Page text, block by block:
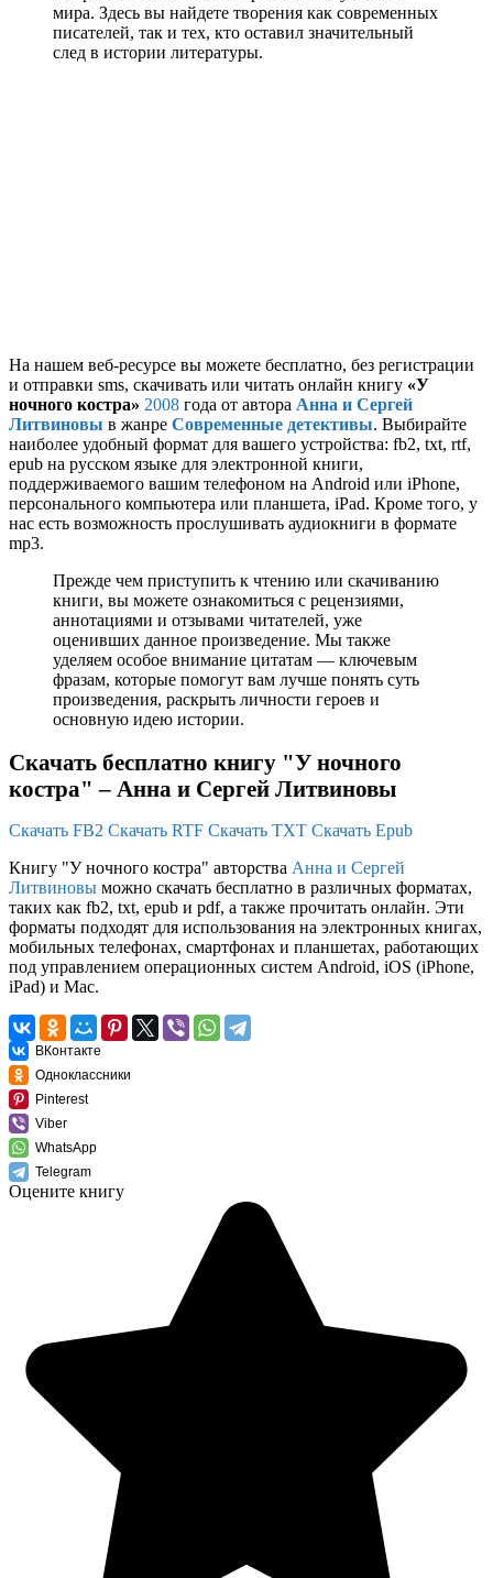
мира. Здесь вы найдете творения как современных
писателей, так и тех, кто оставил значительный
след в истории литературы.
На нашем веб-ресурсе вы можете бесплатно, без регистрации
и отправки sms, скачивать или читать онлайн книгу «У
ночного костра» 2008 года от автора Анна и Сергей
Литвиновы в жанре Современные детективы. Выбирайте
наиболее удобный формат для вашего устройства: fb2, txt, rtf,
epub на русском языке для электронной книги,
поддерживаемого вашим телефоном на Android или iPhone,
персонального компьютера или планшета, iPad. Кроме того, у
нас есть возможность прослушивать аудиокниги в формате
mp3.
Прежде чем приступить к чтению или скачиванию
книги, вы можете ознакомиться с рецензиями,
аннотациями и отзывами читателей, уже
оценивших данное произведение. Мы также
уделяем особое внимание цитатам — ключевым
фразам, которые помогут вам лучше понять суть
произведения, раскрыть личности героев и
основную идею истории.
Скачать бесплатно книгу "У ночного
костра" – Анна и Сергей Литвиновы
Скачать FB2 Скачать RTF Скачать TXT Скачать Epub
Книгу "У ночного костра" авторства Анна и Сергей
Литвиновы можно скачать бесплатно в различных форматах,
таких как fb2, txt, epub и pdf, а также прочитать онлайн. Эти
форматы подходят для использования на электронных книгах,
мобильных телефонах, смартфонах и планшетах, работающих
под управлением операционных систем Android, iOS (iPhone,
iPad) и Mac.
ВКонтакте
Одноклассники
Pinterest
Viber
WhatsApp
Telegram
Оцените книгу